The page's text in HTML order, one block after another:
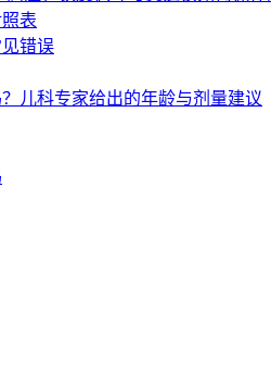
表
错误
儿科专家给出的年龄与剂量建议